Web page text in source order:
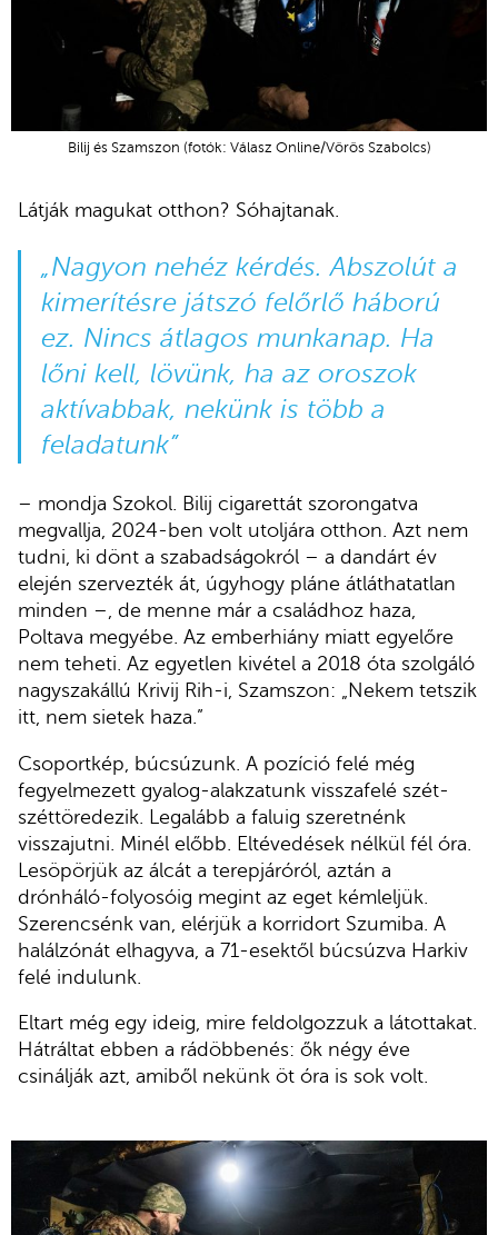
Bilij és Szamszon (fotók: Válasz Online/Vörös Szabolcs)
Látják magukat otthon? Sóhajtanak.
„Nagyon nehéz kérdés. Abszolút a
kimerítésre játszó felőrlő háború
ez. Nincs átlagos munkanap. Ha
lőni kell, lövünk, ha az oroszok
aktívabbak, nekünk is több a
feladatunk”
– mondja Szokol. Bilij cigarettát szorongatva
megvallja, 2024-ben volt utoljára otthon. Azt nem
tudni, ki dönt a szabadságokról – a dandárt év
elején szervezték át, úgyhogy pláne átláthatatlan
minden –, de menne már a családhoz haza,
Poltava megyébe. Az emberhiány miatt egyelőre
nem teheti. Az egyetlen kivétel a 2018 óta szolgáló
nagyszakállú Krivij Rih-i, Szamszon: „Nekem tetszik
itt, nem sietek haza.”
Csoportkép, búcsúzunk. A pozíció felé még
fegyelmezett gyalog-alakzatunk visszafelé szét-
széttöredezik. Legalább a faluig szeretnénk
visszajutni. Minél előbb. Eltévedések nélkül fél óra.
Lesöpörjük az álcát a terepjáróról, aztán a
drónháló-folyosóig megint az eget kémleljük.
Szerencsénk van, elérjük a korridort Szumiba. A
halálzónát elhagyva, a 71-esektől búcsúzva Harkiv
felé indulunk.
Eltart még egy ideig, mire feldolgozzuk a látottakat.
Hátráltat ebben a rádöbbenés: ők négy éve
csinálják azt, amiből nekünk öt óra is sok volt.